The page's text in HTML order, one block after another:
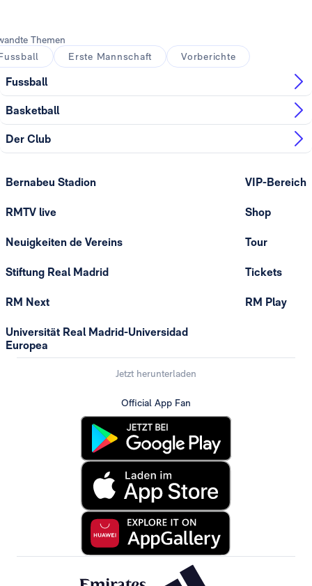
Themen
Erste Mannschaft Vorberichte
Fussball
Basketball
Der Club
Bernabeu Stadion
RMTV live
Neuigkeiten de Vereins
Stiftung Real Madrid
RM Next
Universität Real Madrid-Universidad
Europea
VIP-Bereich
Shop
Tour
Tickets
RM Play
Jetzt herunterladen
Official App Fan